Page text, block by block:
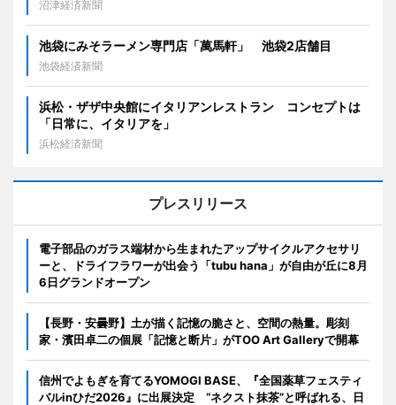
沼津経済新聞
池袋にみそラーメン専門店「萬馬軒」 池袋2店舗目
池袋経済新聞
浜松・ザザ中央館にイタリアンレストラン コンセプトは
「日常に、イタリアを」
浜松経済新聞
プレスリリース
電子部品のガラス端材から生まれたアップサイクルアクセサリ
ーと、ドライフラワーが出会う「tubu hana」が自由が丘に8月
6日グランドオープン
【長野・安曇野】土が描く記憶の脆さと、空間の熱量。彫刻
家・濱田卓二の個展「記憶と断片」がTOO Art Galleryで開幕
信州でよもぎを育てるYOMOGI BASE、『全国薬草フェスティ
バルinひだ2026』に出展決定 “ネクスト抹茶”と呼ばれる、日